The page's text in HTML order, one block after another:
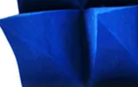
हमारे
बारे
गुणवत्ता
आरएफ
परिरक्षण
कक्ष
supplier.
Copyright
2021